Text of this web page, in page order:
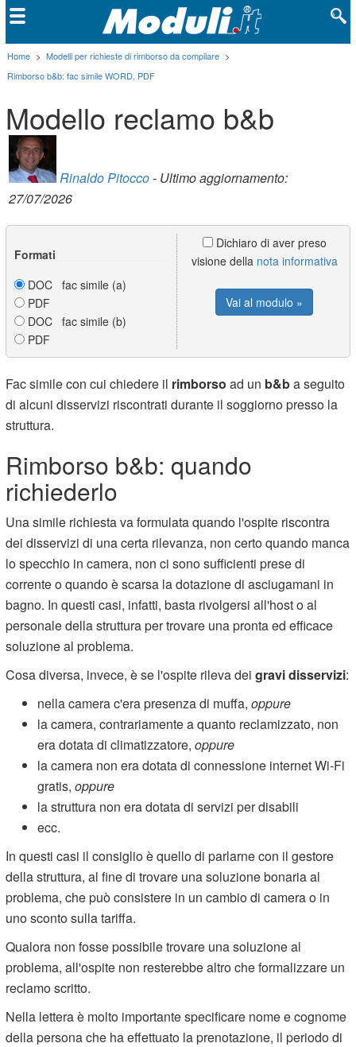
Home > Modelli per richieste di rimborso da compilare >
Rimborso b&b: fac simile WORD, PDF
Modello reclamo b&b
Rinaldo Pitocco- Ultimo aggiornamento:
27/07/2026
Formati
DOC fac simile (a)
PDF
DOC fac simile (b)
PDF
Dichiaro di aver preso
visione della nota informativa
Vai al modulo »
Fac simile con cui chiedere il rimborsoad un b&ba seguito
di alcuni disservizi riscontrati durante il soggiorno presso la
struttura.
Rimborso b&b: quando
richiederlo
Una simile richiesta va formulata quando l'ospite riscontra
dei disservizi di una certa rilevanza, non certo quando manca
lo specchio in camera, non ci sono sufficienti prese di
corrente o quando è scarsa la dotazione di asciugamani in
bagno. In questi casi, infatti, basta rivolgersi all'host o al
personale della struttura per trovare una pronta ed efficace
soluzione al problema.
Cosa diversa, invece, è se l'ospite rileva deigravi disservizi:
nella camera c'era presenza di muffa,oppure
la camera, contrariamente a quanto reclamizzato, non
era dotata di climatizzatore,oppure
la camera non era dotata di connessione internet Wi-Fi
gratis,oppure
la struttura non era dotata di servizi per disabili
ecc.
In questi casi il consiglio è quello di parlarne con il gestore
della struttura, al fine di trovare una soluzione bonaria al
problema, che può consistere in un cambio di camera o in
uno sconto sulla tariffa.
Qualora non fosse possibile trovare una soluzione al
problema, all'ospite non resterebbe altro che formalizzare un
reclamo scritto.
Nella lettera è molto importante specificare nome e cognome
della persona che ha effettuato la prenotazione, il periodo di